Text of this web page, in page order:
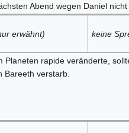
Abend wegen Daniel nicht
erwähnt) keine
rapide veränderte,
verstarb.